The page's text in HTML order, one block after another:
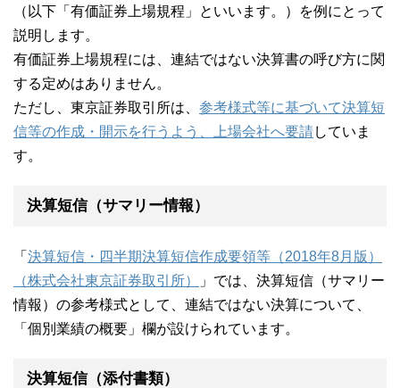
（以下「有価証券上場規程」といいます。）を例にとって
説明します。
有価証券上場規程には、連結ではない決算書の呼び方に関
する定めはありません。
ただし、東京証券取引所は、 参考様式等に基づいて決算短
信等の作成・開示を行うよう、上場会社へ要請していま
す。
決算短信（サマリー情報）
「 決算短信・四半期決算短信作成要領等（2018年8月版）
（株式会社東京証券取引所）
」では、決算短信（サマリー
情報）の参考様式として、連結ではない決算について、
「個別業績の概要」欄が設けられています。
決算短信（添付書類）